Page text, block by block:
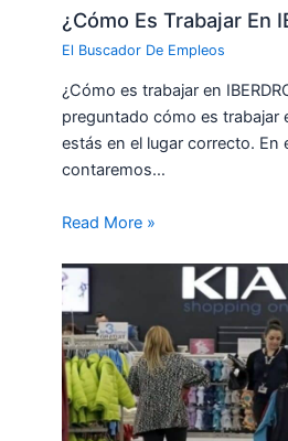
¿Cómo Es Trabajar En
El Buscador De Empleos
¿Cómo es trabajar en
preguntado cómo es trabajar
estás en el lugar correcto. En
contaremos…
Read More »